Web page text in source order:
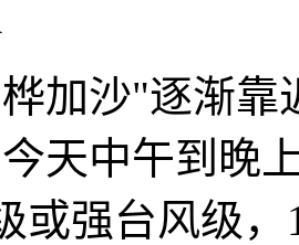
加沙"逐渐靠
天中午到晚
或强台风级